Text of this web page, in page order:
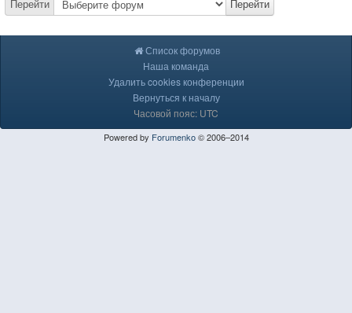
Перейти Перейти
Список форумов
Наша команда
Удалить cookies конференции
Вернуться к началу
Часовой пояс: UTC
Powered by Forumenko© 2006–2014